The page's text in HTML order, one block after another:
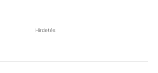
Hirdetés